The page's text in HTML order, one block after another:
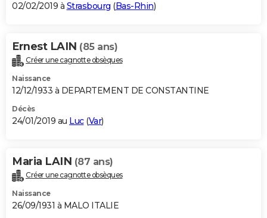
02/02/2019 à Strasbourg (Bas-Rhin)
Ernest LAIN (85 ans)
Créer une cagnotte obsèques
Naissance
12/12/1933 à DEPARTEMENT DE CONSTANTINE
Décès
24/01/2019 au Luc(Var)
Maria LAIN (87 ans)
Créer une cagnotte obsèques
Naissance
26/09/1931 à MALO ITALIE